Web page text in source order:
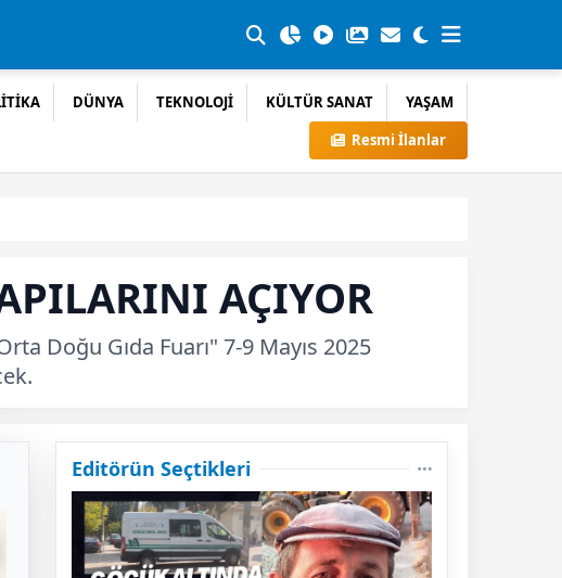
DÜNYA TEKNOLOJİ KÜLTÜR SANAT
YAŞAM
Resmi İlanlar
AÇIYOR
Doğu Gıda Fuarı" 7-9 Mayıs 2025
Editörün Seçtikleri